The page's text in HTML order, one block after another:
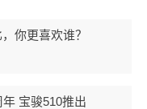
你更喜欢谁？
宝骏510推出